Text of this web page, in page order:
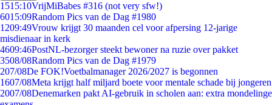
1515:10VrijMiBabes #316 (not very sfw!)
6015:09Random Pics van de Dag #1980
1209:49Vrouw krijgt 30 maanden cel voor afpersing 12-jarige
misdienaar in kerk
4609:46PostNL-bezorger steekt bewoner na ruzie over pakket
3508/08Random Pics van de Dag #1979
207/08De FOK!Voetbalmanager 2026/2027 is begonnen
1607/08Meta krijgt half miljard boete voor mentale schade bij jongeren
2007/08Denemarken pakt AI-gebruik in scholen aan: extra mondelinge